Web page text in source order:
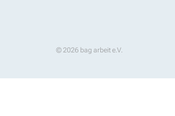
© 2026 bag arbeit e.V.